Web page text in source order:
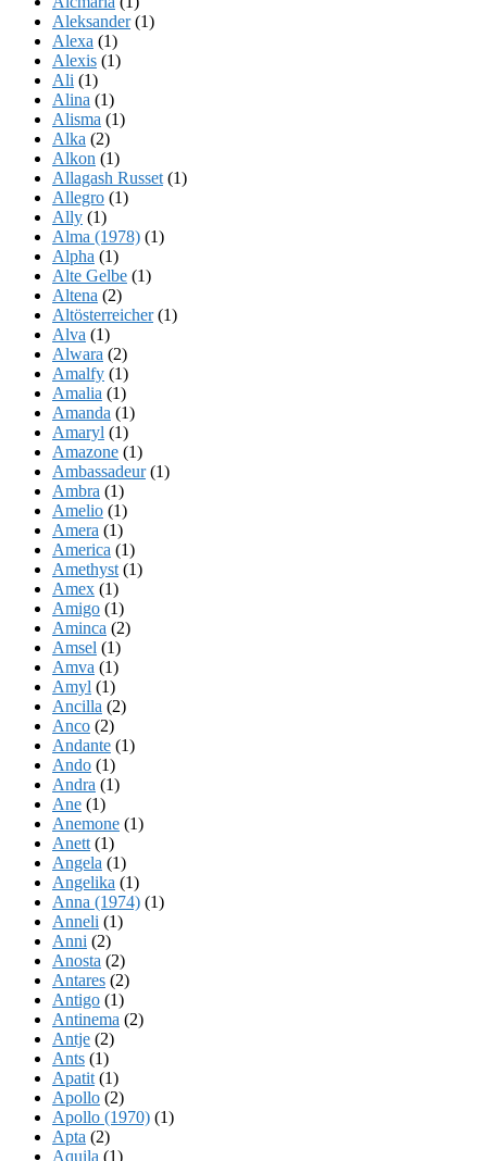
Aleksander(1)
Alexa (1)
Alexis (1)
Ali (1)
Alina (1)
Alisma (1)
Alka (2)
Alkon (1)
Allagash Russet (1)
Allegro (1)
Ally (1)
Alma (1978) (1)
Alpha (1)
Alte Gelbe (1)
Altena (2)
Altösterreicher(1)
Alva (1)
Alwara (2)
Amalfy (1)
Amalia (1)
Amanda (1)
Amaryl (1)
Amazone (1)
Ambassadeur(1)
Ambra (1)
Amelio (1)
Amera (1)
America (1)
Amethyst (1)
Amex (1)
Amigo (1)
Aminca (2)
Amsel (1)
Amva (1)
Amyl (1)
Ancilla (2)
Anco (2)
Andante (1)
Ando (1)
Andra (1)
Ane (1)
Anemone (1)
Anett (1)
Angela (1)
Angelika (1)
Anna (1974) (1)
Anneli (1)
Anni (2)
Anosta (2)
Antares (2)
Antigo (1)
Antinema (2)
Antje (2)
Ants (1)
Apatit (1)
Apollo (2)
Apollo (1970) (1)
Apta (2)
Aquila (1)